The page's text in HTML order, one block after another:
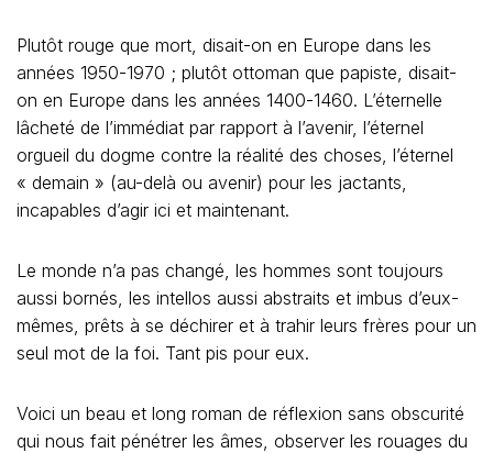
Plutôt rouge que mort, disait-on en Europe dans les
années 1950-1970 ; plutôt ottoman que papiste, disait-
on en Europe dans les années 1400-1460. L’éternelle
lâcheté de l’immédiat par rapport à l’avenir, l’éternel
orgueil du dogme contre la réalité des choses, l’éternel
« demain » (au-delà ou avenir) pour les jactants,
incapables d’agir ici et maintenant.
Le monde n’a pas changé, les hommes sont toujours
aussi bornés, les intellos aussi abstraits et imbus d’eux-
mêmes, prêts à se déchirer et à trahir leurs frères pour un
seul mot de la foi. Tant pis pour eux.
Voici un beau et long roman de réflexion sans obscurité
qui nous fait pénétrer les âmes, observer les rouages du